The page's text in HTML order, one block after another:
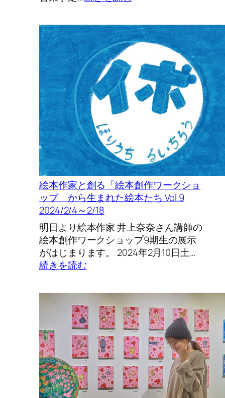
発
ら
ん
デ
ラ
ン
東
た
よ」-
DON
巡
回
2024/8/16(金)
～
19
絵本作家と創る「絵本創作ワークショ
ップ」から生まれた絵本たち Vol.9
2024/2/4～2/18
明日より絵本作家 井上奈奈さん講師の
絵本創作ワークショップ9期生の展示
がはじまります。 2024年2月10日土…
続きを読む:
本
作
家
と
創
る
「絵
本
創